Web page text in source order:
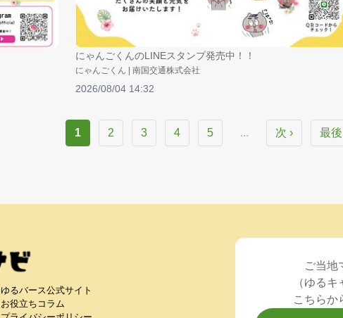
にゃんごくんのLINEスタンプ発売中！！
にゃんごくん | 南国交通株式会社
2026/08/04 14:32
1 2 3 4 5 ... 次 › 最
ゆるバース公式サイト
お役立ちコラム
ご当地
（ゆる
こちらか